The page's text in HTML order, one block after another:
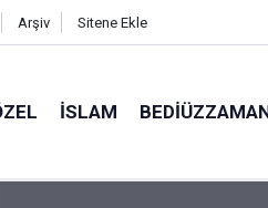
Arşiv Sitene Ekle
İSLAM